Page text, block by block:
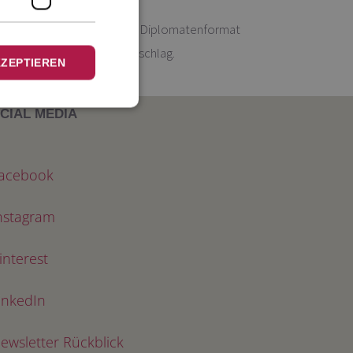
abgerundeten Ecken, Diplomatenformat
mit pink gefüttertem Umschlag.
MEDIA
Rückblick